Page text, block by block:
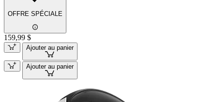
OFFRE SPÉCIALE
159,99 $
Ajouter au panier
Ajouter au panier